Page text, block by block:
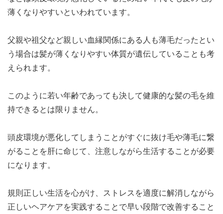
薄くなりやすいといわれています。
父親や祖父など親しい血縁関係にある人も薄毛だったとい
う場合は髪が薄くなりやすい体質が遺伝していることも考
えられます。
このように若い年齢であっても決して健康的な髪の毛を維
持できるとは限りません。
頭皮環境が悪化してしまうことがすぐに抜け毛や薄毛に繋
がることを肝に命じて、注意しながら生活することが必要
になります。
規則正しい生活を心がけ、ストレスを適度に解消しながら
正しいヘアケアを実践することで早い段階で改善すること